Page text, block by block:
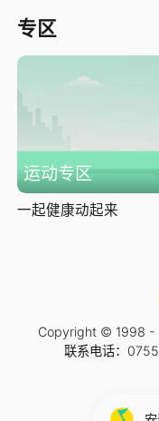
专区
运动专区
一起健康动起来
Copyright © 1998 -
联系电话：